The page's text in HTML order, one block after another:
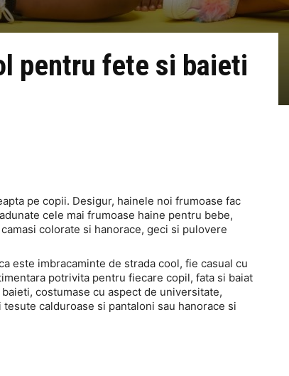
pentru fete si baieti
pe copii. Desigur, hainele noi frumoase fac
cele mai frumoase haine pentru bebe,
colorate si hanorace, geci si pulovere
este imbracaminte de strada cool, fie casual cu
potrivita pentru fiecare copil, fata si baiat
costumase cu aspect de universitate,
calduroase si pantaloni sau hanorace si